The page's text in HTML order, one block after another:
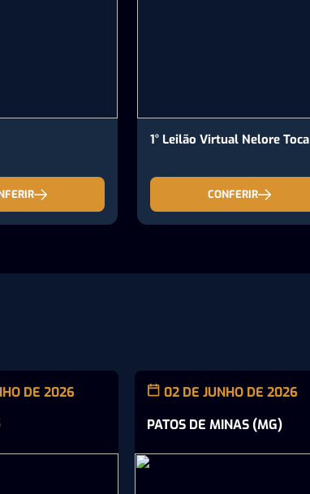
1° Leilão Virtual Nelore Toca
CONFERIR
DE 2026
02 DE JUNHO DE 2026
PATOS DE MINAS (MG)